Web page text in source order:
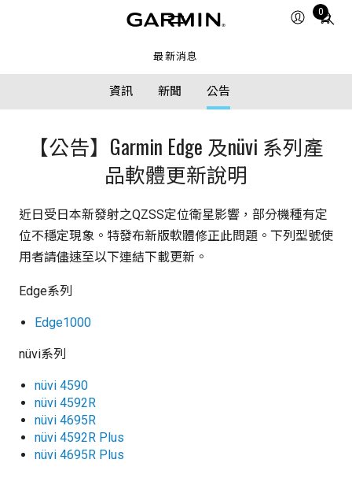
0
Total
items
最新消息
資訊 新聞 公告
【公告】Garmin Edge 及nüvi 系列產
品軟體更新說明
近日受日本新發射之QZSS定位衛星影響，部分機種有定
位不穩定現象。特發布新版軟體修正此問題。下列型號使
用者請儘速至以下連結下載更新。
Edge系列
Edge1000
nüvi系列
nüvi 4590
nüvi 4592R
nüvi 4695R
nüvi 4592R Plus
nüvi 4695R Plus